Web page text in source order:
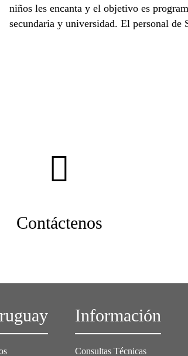
niños les encanta y el objetivo es
secundaria y universidad. El personal de
Contáctenos
Información
Consultas Técnicas